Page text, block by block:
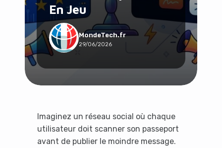
En Jeu
MondeTech.fr
29/06/2026
Imaginez un réseau social où chaque
utilisateur doit scanner son passeport
avant de publier le moindre message.
Social & Communauté
Tech & Développement
Travail & Productivité
Voyage